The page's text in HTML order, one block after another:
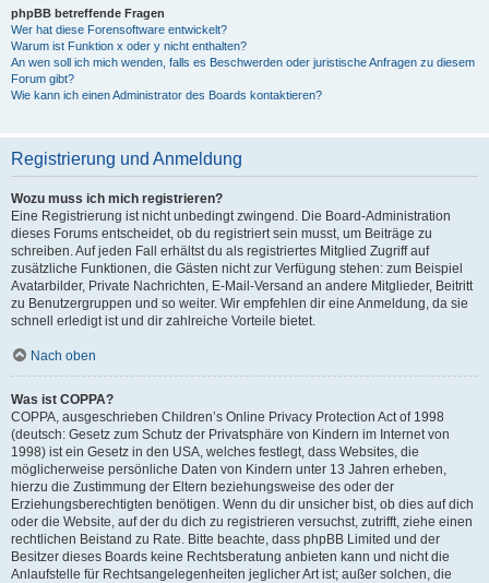
phpBB betreffende Fragen
Wer hat diese Forensoftware entwickelt?
Warum ist Funktion x oder y nicht enthalten?
An wen soll ich mich wenden, falls es Beschwerden oder juristische Anfragen zu diesem
Forum gibt?
Wie kann ich einen Administrator des Boards kontaktieren?
Registrierung und Anmeldung
Wozu muss ich mich registrieren?
Eine Registrierung ist nicht unbedingt zwingend. Die Board-Administration
dieses Forums entscheidet, ob du registriert sein musst, um Beiträge zu
schreiben. Auf jeden Fall erhältst du als registriertes Mitglied Zugriff auf
zusätzliche Funktionen, die Gästen nicht zur Verfügung stehen: zum Beispiel
Avatarbilder, Private Nachrichten, E-Mail-Versand an andere Mitglieder, Beitritt
zu Benutzergruppen und so weiter. Wir empfehlen dir eine Anmeldung, da sie
schnell erledigt ist und dir zahlreiche Vorteile bietet.
Nach oben
Was ist COPPA?
COPPA, ausgeschrieben Children’s Online Privacy Protection Act of 1998
(deutsch: Gesetz zum Schutz der Privatsphäre von Kindern im Internet von
1998) ist ein Gesetz in den USA, welches festlegt, dass Websites, die
möglicherweise persönliche Daten von Kindern unter 13 Jahren erheben,
hierzu die Zustimmung der Eltern beziehungsweise des oder der
Erziehungsberechtigten benötigen. Wenn du dir unsicher bist, ob dies auf dich
oder die Website, auf der du dich zu registrieren versuchst, zutrifft, ziehe einen
rechtlichen Beistand zu Rate. Bitte beachte, dass phpBB Limited und der
Besitzer dieses Boards keine Rechtsberatung anbieten kann und nicht die
Anlaufstelle für Rechtsangelegenheiten jeglicher Art ist; außer solchen, die